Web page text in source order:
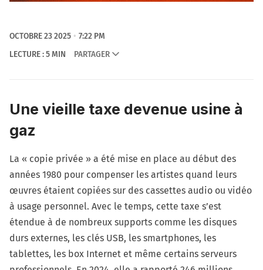
OCTOBRE 23 2025
7:22 PM
LECTURE : 5 MIN
PARTAGER
Une vieille taxe devenue usine à
gaz
La « copie privée » a été mise en place au début des
années 1980 pour compenser les artistes quand leurs
œuvres étaient copiées sur des cassettes audio ou vidéo
à usage personnel. Avec le temps, cette taxe s’est
étendue à de nombreux supports comme les disques
durs externes, les clés USB, les smartphones, les
tablettes, les box Internet et même certains serveurs